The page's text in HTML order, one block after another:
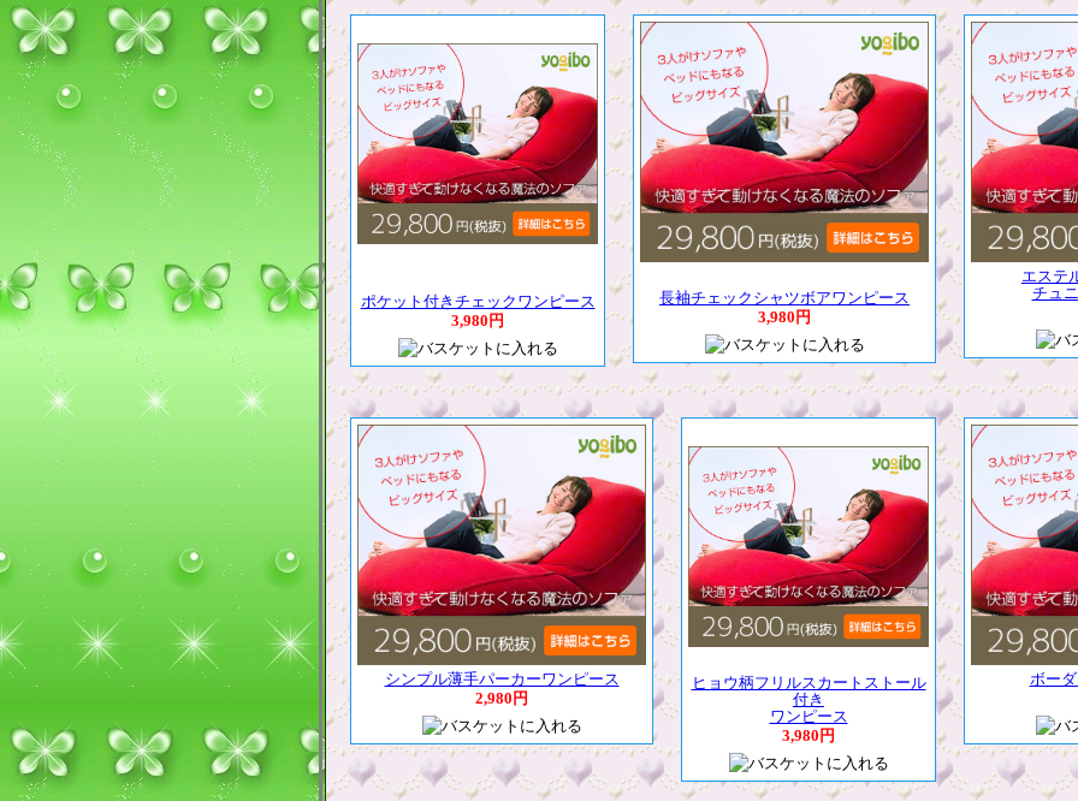
ポケット付きチェックワンピース
3,980円
長袖チェックシャツボアワンピース
3,980円
エステ
チュ
シンプル薄手パーカーワンピース
2,980円
ヒョウ柄フリルスカートストール
付き
ワンピース
3,980円
ボー